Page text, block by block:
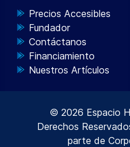
Precios Accesibles
Fundador
Contáctanos
Financiamiento
Nuestros Artículos
© 2026 Espacio
Derechos
parte de